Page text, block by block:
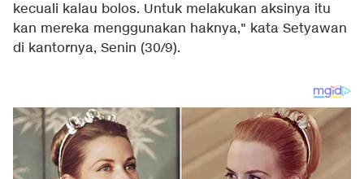
kecuali kalau bolos. Untuk melakukan aksinya itu
kan mereka menggunakan haknya," kata Setyawan
di kantornya, Senin (30/9).